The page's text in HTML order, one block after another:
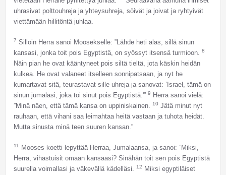
uhrasivat polttouhreja ja yhteysuhreja, söivät ja joivat ja ryhtyivät
viettämään hillitöntä juhlaa.
7 Silloin Herra sanoi Moosekselle: ”Lähde heti alas, sillä sinun
kansasi, jonka toit pois Egyptistä, on syössyt itsensä turmioon. 8
Näin pian he ovat kääntyneet pois siltä tieltä, jota käskin heidän
kulkea. He ovat valaneet itselleen sonnipatsaan, ja nyt he
kumartavat sitä, teurastavat sille uhreja ja sanovat: ’Israel, tämä on
sinun jumalasi, joka toi sinut pois Egyptistä.'” 9
Herra sanoi vielä:
”Minä näen, että tämä kansa on uppiniskainen. 10 Jätä minut nyt
rauhaan, että vihani saa leimahtaa heitä vastaan ja tuhota heidät.
Mutta sinusta minä teen suuren kansan.”
11
Mooses koetti lepyttää Herraa, Jumalaansa, ja sanoi: ”Miksi,
Herra, vihastuisit omaan kansaasi? Sinähän toit sen pois Egyptistä
suurella voimallasi ja väkevällä kädelläsi. 12
Miksi egyptiläiset